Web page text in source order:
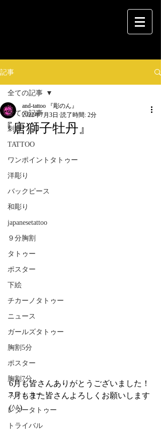
記事
全ての記事
刺青
TATTOO
ワンポイントタトゥー
洋彫り
バックピース
和彫り
japanesetattoo
９分胸割
タトゥー
ポスター
下絵
チカーノタトゥー
ニュース
ガールズタトゥー
胸割5分
ポスター
胸割7分
ステッカー
レタータトゥー
トライバル
全ての記事
『唐獅子牡丹』
and-tattoo 『彫のん』
2022年7月3日 読了時間: 2分
6月も皆さんありがとうございました！
7月もまた皆さんよろしくお願いします
(^^)